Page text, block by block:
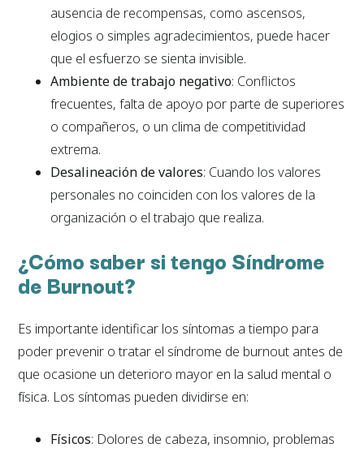
ausencia de recompensas, como ascensos,
elogios o simples agradecimientos, puede hacer
que el esfuerzo se sienta invisible.
Ambiente de trabajo negativo: Conflictos
frecuentes, falta de apoyo por parte de superiores
o compañeros, o un clima de competitividad
extrema.
Desalineación de valores: Cuando los valores
personales no coinciden con los valores de la
organización o el trabajo que realiza.
¿Cómo saber si tengo Síndrome
de Burnout?
Es importante identificar los síntomas a tiempo para
poder prevenir o tratar el síndrome de burnout antes de
que ocasione un deterioro mayor en la salud mental o
física. Los síntomas pueden dividirse en:
Físicos: Dolores de cabeza, insomnio, problemas